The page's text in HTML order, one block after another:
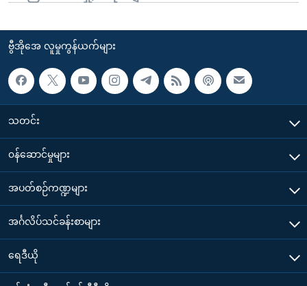
ဗွီအိုအေ လူမှုကွန်ယက်များ
သတင်း
၀န်ဆောင်မှုများ
အပတ်စဉ်ကဏ္ဍများ
အင်္ဂလိပ်သင်ခန်းစာများ
ရေဒီယို